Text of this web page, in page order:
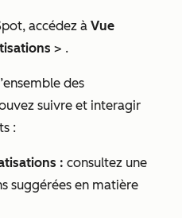
accédez à Vue
> .
des
suivre et interagir
:
: consultez une
suggérées en matière